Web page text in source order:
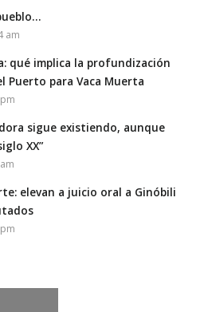
am
qué implica la profundización
Puerto para Vaca Muerta
sigue existiendo, aunque
XX”
elevan a juicio oral a Ginóbili